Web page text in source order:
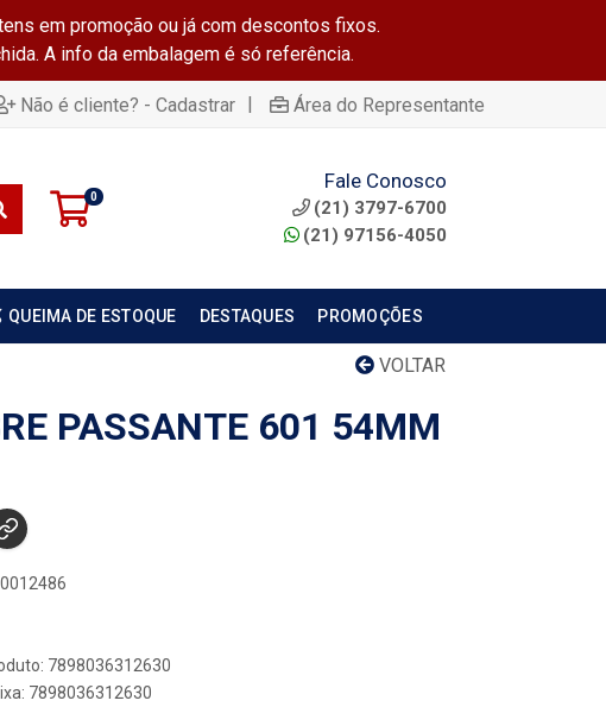
em promoção ou já com descontos fixos.
A info da embalagem é só referência.
Não é cliente? - Cadastrar | Área do Representante
0
Fale Conosco
(21) 3797-6700
(21) 97156-4050
QUEIMA DE ESTOQUE DESTAQUES PROMOÇÕES
VOLTAR
PASSANTE 601 54MM
7898036312630
7898036312630